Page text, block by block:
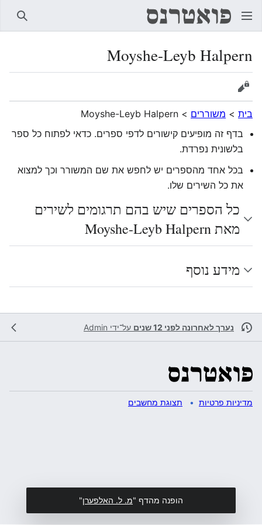
Moyshe-Leyb Halpern
הצגת מקור
בית > משוררים >
Moyshe-Leyb Halpern
בדף זה מופיעים קישורים לדפי ספרים. כדאי לפתוח כל ספר
בלשונית נפרדת.
בכל אחד מהספרים יש לחפש את שם המשורר וכך למצוא
את כל השירים שלו.
כל הספרים שיש בהם תרגומים לשירים
מאת Moyshe-Leyb Halpern
מידע נוסף
נערך לאחרונה לפני 12 שנים על־ידי Admin
מדיניות פרטיות תצוגת מחשבים
הופנה מהדף "מ. ל. האלפערן"